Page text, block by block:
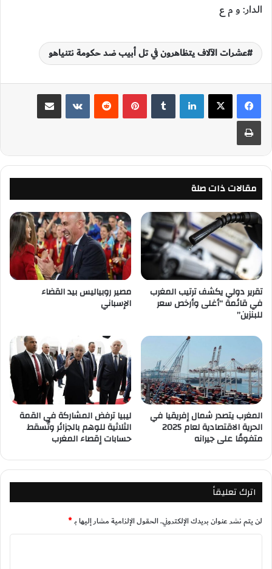
الدار: و م ع
عشرات الآلاف يتظاهرون في تل أبيب ضد حكومة نتنياهو
لينكدإن بينتيريست
مقالات ذات صلة
تقرير دولي يكشف ترتيب المغرب
في قائمة “أغلى وأرخص سعر
للبنزين”
مصير روبياليس بيد القضاء
الإسباني
المغرب يتصدر شمال إفريقيا في
الحرية الاقتصادية لعام 2025
متفوقًا على جيرانه
ليبيا ترفض المشاركة في القمة
الثلاثية للوهم بالجزائر وتُسقط
حسابات إقصاء المغرب
اترك تعليقاً
لن يتم نشر عنوان بريدك الإلكتروني.الحقول الإلزامية مشار إليها بـ*